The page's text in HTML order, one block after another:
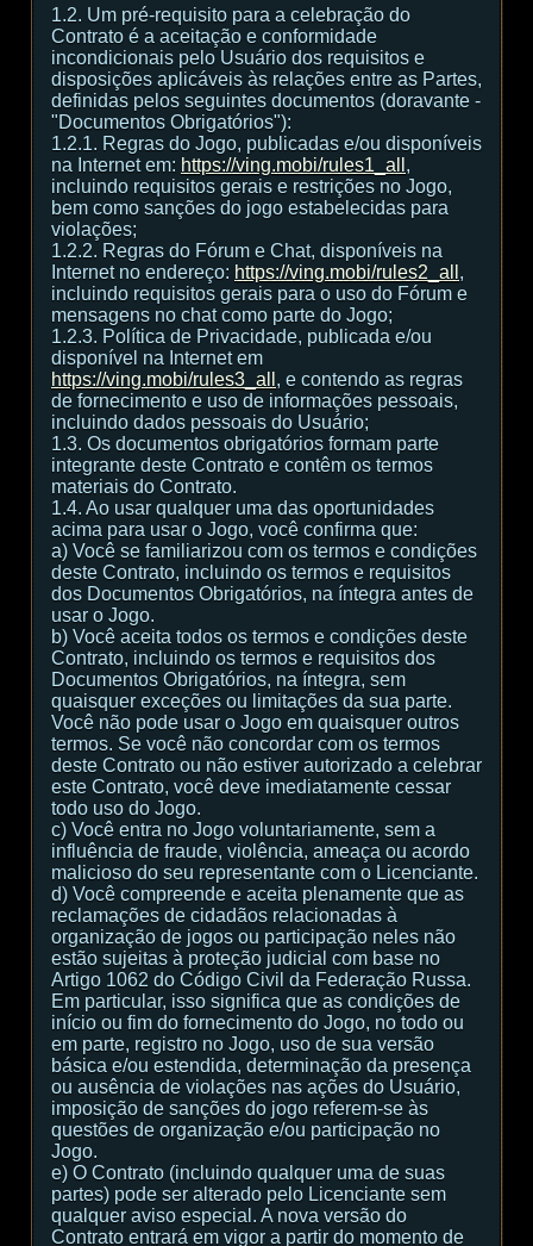
1.2. Um pré-requisito para a celebração do
Contrato é a aceitação e conformidade
incondicionais pelo Usuário dos requisitos e
disposições aplicáveis às relações entre as Partes,
definidas pelos seguintes documentos (doravante -
"Documentos Obrigatórios"):
1.2.1. Regras do Jogo, publicadas e/ou disponíveis
na Internet em: https://ving.mobi/rules1_all ,
incluindo requisitos gerais e restrições no Jogo,
bem como sanções do jogo estabelecidas para
violações;
1.2.2. Regras do Fórum e Chat, disponíveis na
Internet no endereço: https://ving.mobi/rules2_all ,
incluindo requisitos gerais para o uso do Fórum e
mensagens no chat como parte do Jogo;
1.2.3. Política de Privacidade, publicada e/ou
disponível na Internet em
https://ving.mobi/rules3_all , e contendo as regras
de fornecimento e uso de informações pessoais,
incluindo dados pessoais do Usuário;
1.3. Os documentos obrigatórios formam parte
integrante deste Contrato e contêm os termos
materiais do Contrato.
1.4. Ao usar qualquer uma das oportunidades
acima para usar o Jogo, você confirma que:
а) Você se familiarizou com os termos e condições
deste Contrato, incluindo os termos e requisitos
dos Documentos Obrigatórios, na íntegra antes de
usar o Jogo.
b) Você aceita todos os termos e condições deste
Contrato, incluindo os termos e requisitos dos
Documentos Obrigatórios, na íntegra, sem
quaisquer exceções ou limitações da sua parte.
Você não pode usar o Jogo em quaisquer outros
termos. Se você não concordar com os termos
deste Contrato ou não estiver autorizado a celebrar
este Contrato, você deve imediatamente cessar
todo uso do Jogo.
c) Você entra no Jogo voluntariamente, sem a
influência de fraude, violência, ameaça ou acordo
malicioso do seu representante com o Licenciante.
d) Você compreende e aceita plenamente que as
reclamações de cidadãos relacionadas à
organização de jogos ou participação neles não
estão sujeitas à proteção judicial com base no
Artigo 1062 do Código Civil da Federação Russa.
Em particular, isso significa que as condições de
início ou fim do fornecimento do Jogo, no todo ou
em parte, registro no Jogo, uso de sua versão
básica e/ou estendida, determinação da presença
ou ausência de violações nas ações do Usuário,
imposição de sanções do jogo referem-se às
questões de organização e/ou participação no
Jogo.
e) O Contrato (incluindo qualquer uma de suas
partes) pode ser alterado pelo Licenciante sem
qualquer aviso especial. A nova versão do
Contrato entrará em vigor a partir do momento de